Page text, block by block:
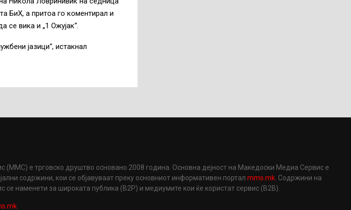
БиХ, а притоа го коментирал и
се вика и „1 Ожујак“.
јазици“, истакнал
(ММС) е трговско друштво основано 2008 година. Основна дејност на Македоски Медиа Сервис е
содржини, кои се објавуваат преку основниот информативен порталmms.mk . Содржини на
наменети за широката публика (B2P) и медиумите кои ќе користат сервис (B2B).